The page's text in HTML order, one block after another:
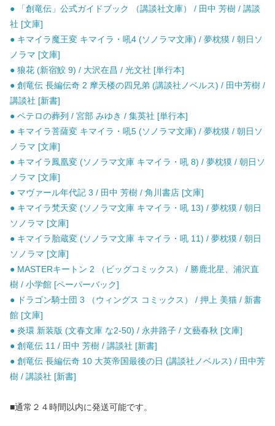
● 「創竜伝」公式ガイドブック （講談社文庫） / 田中 芳樹 / 講談
社 [文庫]
● キマイラ魔王変 キマイラ・吼4 (ソノラマ文庫) / 夢枕獏 / 朝日ソ
ノラマ [文庫]
● 狼花 (新宿鮫 9) / 大沢在昌 / 光文社 [単行本]
● 創竜伝 長編伝奇 2 摩天楼の四兄弟 (講談社ノベルス) / 田中芳樹 /
講談社 [新書]
● ペテロの葬列 / 宮部 みゆき / 集英社 [単行本]
● キマイラ菩薩変 キマイラ・吼5 (ソノラマ文庫) / 夢枕獏 / 朝日ソ
ノラマ [文庫]
● キマイラ鳳凰変 (ソノラマ文庫 キマイラ・吼 8) / 夢枕獏 / 朝日ソ
ノラマ [文庫]
● マヴァール年代記 3 / 田中 芳樹 / 角川書店 [文庫]
● キマイラ梵天変 (ソノラマ文庫 キマイラ・吼 13) / 夢枕獏 / 朝日
ソノラマ [文庫]
● キマイラ胎蔵変 (ソノラマ文庫 キマイラ・吼 11) / 夢枕獏 / 朝日
ソノラマ [文庫]
● MASTERキートン 2 （ビッグコミックス） / 勝鹿北星、浦沢直
樹 / 小学館 [ペーパーバック]
● ドラゴン騎士団 3 （ウィングス コミックス） / 押上 美猫 / 新書
館 [文庫]
● 炎環 新装版 (文春文庫 な2-50) / 永井路子 / 文藝春秋 [文庫]
● 創竜伝 11 / 田中 芳樹 / 講談社 [新書]
● 創竜伝 長編伝奇 10 大英帝国最後の日 (講談社ノベルス) / 田中芳
樹 / 講談社 [新書]
■通常２４時間以内に発送可能です。